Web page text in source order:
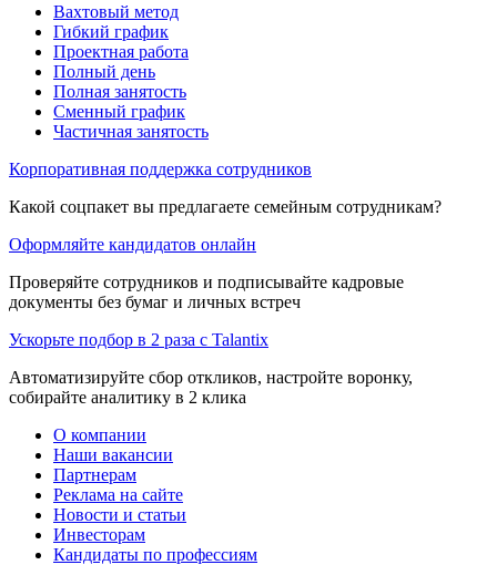
Вахтовый метод
Гибкий график
Проектная работа
Полный день
Полная занятость
Сменный график
Частичная занятость
Корпоративная поддержка сотрудников
Какой соцпакет вы предлагаете семейным сотрудникам?
Оформляйте кандидатов онлайн
Проверяйте сотрудников и подписывайте кадровые
документы без бумаг и личных встреч
Ускорьте подбор в 2 раза с Talantix
Автоматизируйте сбор откликов, настройте воронку,
собирайте аналитику в 2 клика
О компании
Наши вакансии
Партнерам
Реклама на сайте
Новости и статьи
Инвесторам
Кандидаты по профессиям